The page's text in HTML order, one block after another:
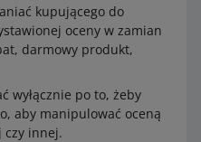
kupującego do
oceny w zamian
darmowy produkt,
wyłącznie po to, żeby
aby manipulować oceną
czy innej.